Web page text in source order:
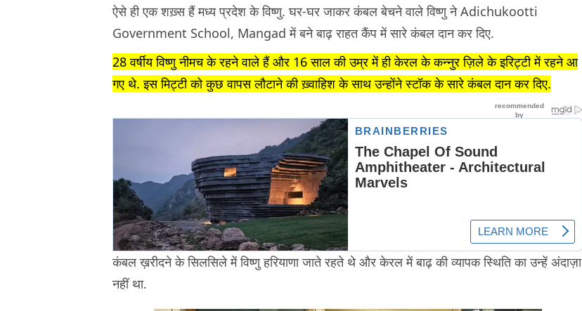
ऐसे ही एक शख़्स हैं मध्य प्रदेश के विष्णु. घर-घर जाकर कंबल बेचने वाले विष्णु ने Adichukootti
Government School, Mangad में बने बाढ़ राहत कैंप में सारे कंबल दान कर दिए.
28 वर्षीय विष्णु नीमच के रहने वाले हैं और 16 साल की उम्र में ही केरल के कन्नुर ज़िले के इरिट्टी में रहने आ
गए थे. इस मिट्टी को कुछ वापस लौटाने की ख़्वाहिश के साथ उन्होंने स्टॉक के सारे कंबल दान कर दिए.
कंबल ख़रीदने के सिलसिले में विष्णु हरियाणा जाते रहते थे और केरल में बाढ़ की व्यापक स्थिति का उन्हें अंदाज़ा
नहीं था.